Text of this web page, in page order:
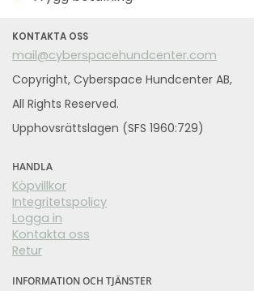
KONTAKTA OSS
mail@cyberspacehundcenter.com
Copyright, Cyberspace Hundcenter AB,
All Rights Reserved.
Upphovsrättslagen (SFS 1960:729)
HANDLA
Köpvillkor
Integritetspolicy
Logga in
Kontakta oss
Retur
INFORMATION OCH TJÄNSTER